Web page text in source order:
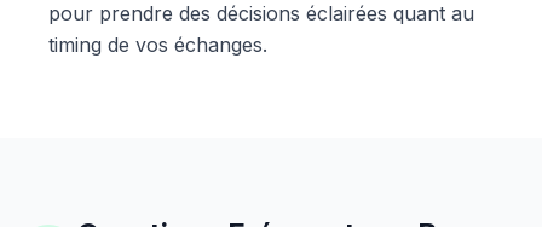
pour prendre des décisions éclairées quant au
timing de vos échanges.